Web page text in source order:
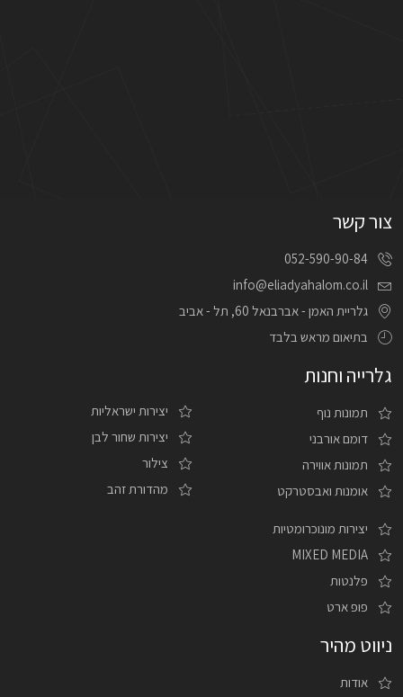
צור קשר
052-590-90-84
info@eliadyahalom.co.il
גלריית האמן - אברבנאל 60, תל - אביב
בתיאום מראש בלבד
גלרייה וחנות
תמונות נוף
דומם אורבני
תמונות אווירה
אומנות ואבסטרקט
יצירות ישראליות
יצירות שחור לבן
צילור
מהדורת זהב
יצירות מונוכרומטיות
MIXED MEDIA
פלנטות
פופ ארט
ניווט מהיר
אודות